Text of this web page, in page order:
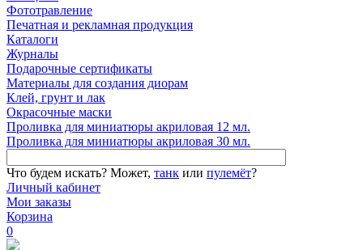
Фототравление
Печатная и рекламная продукция
Каталоги
Журналы
Подарочные сертификаты
Материалы для создания диорам
Клей, грунт и лак
Окрасочные маски
Проливка для миниатюры акриловая 12 мл.
Проливка для миниатюры акриловая 30 мл.
Что будем искать? Может, танк или пулемёт?
Личный кабинет
Мои заказы
Корзина
0